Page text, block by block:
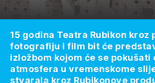
15 godina Teatra Rubikon kroz
fotografiju i film bit će
izložbom kojom će se pokušati
atmosfera u vremenskome
stvarala kroz Rubikonove